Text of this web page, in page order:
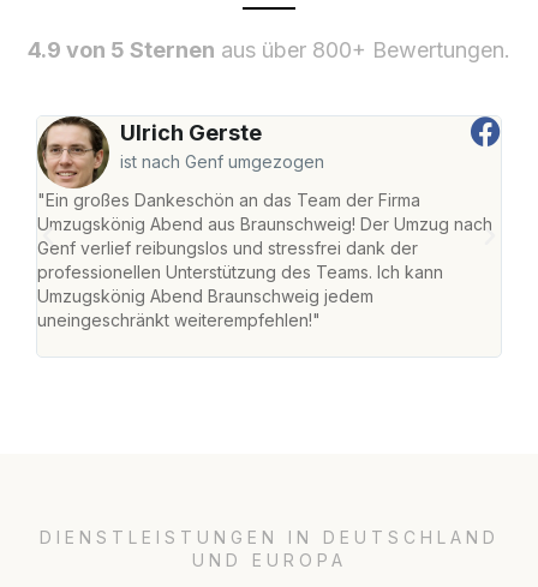
4.9 von 5 Sternen aus über 800+ Bewertungen.
Ulrich Gerste
ist nach Genf umgezogen
"Ein großes Dankeschön an das Team der Firma
Umzugskönig Abend aus Braunschweig! Der Umzug nach
Genf verlief reibungslos und stressfrei dank der
professionellen Unterstützung des Teams. Ich kann
Umzugskönig Abend Braunschweig jedem
uneingeschränkt weiterempfehlen!"
DIENSTLEISTUNGEN IN DEUTSCHLAND
UND EUROPA